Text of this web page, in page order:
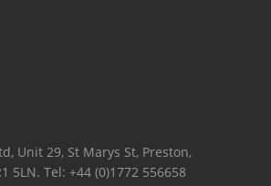
Unit 29, St Marys St, Preston,
5LN. Tel: +44 (0)1772 556658